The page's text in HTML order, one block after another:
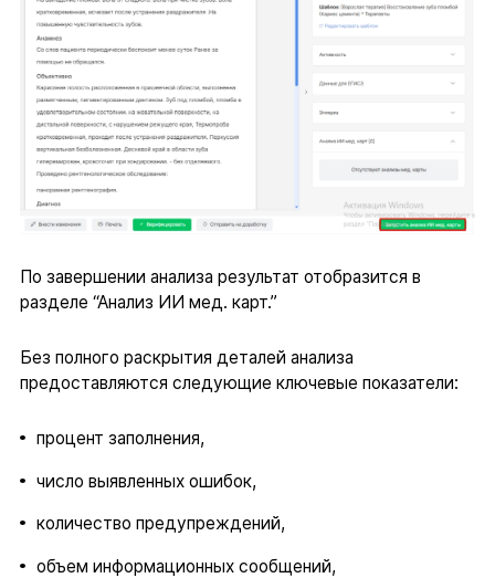
По завершении анализа результат отобразится в
разделе “Анализ ИИ мед. карт.”
Без полного раскрытия деталей анализа
предоставляются следующие ключевые показатели:
процент заполнения,
число выявленных ошибок,
количество предупреждений,
объем информационных сообщений,